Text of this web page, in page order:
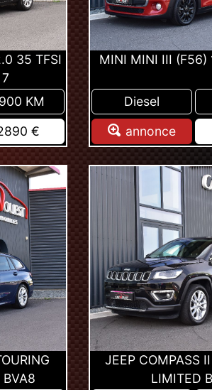
35 TFSI
KM
€
MINI MINI III (F56)
Diesel
annonce
JEEP COMPASS
LIMITED